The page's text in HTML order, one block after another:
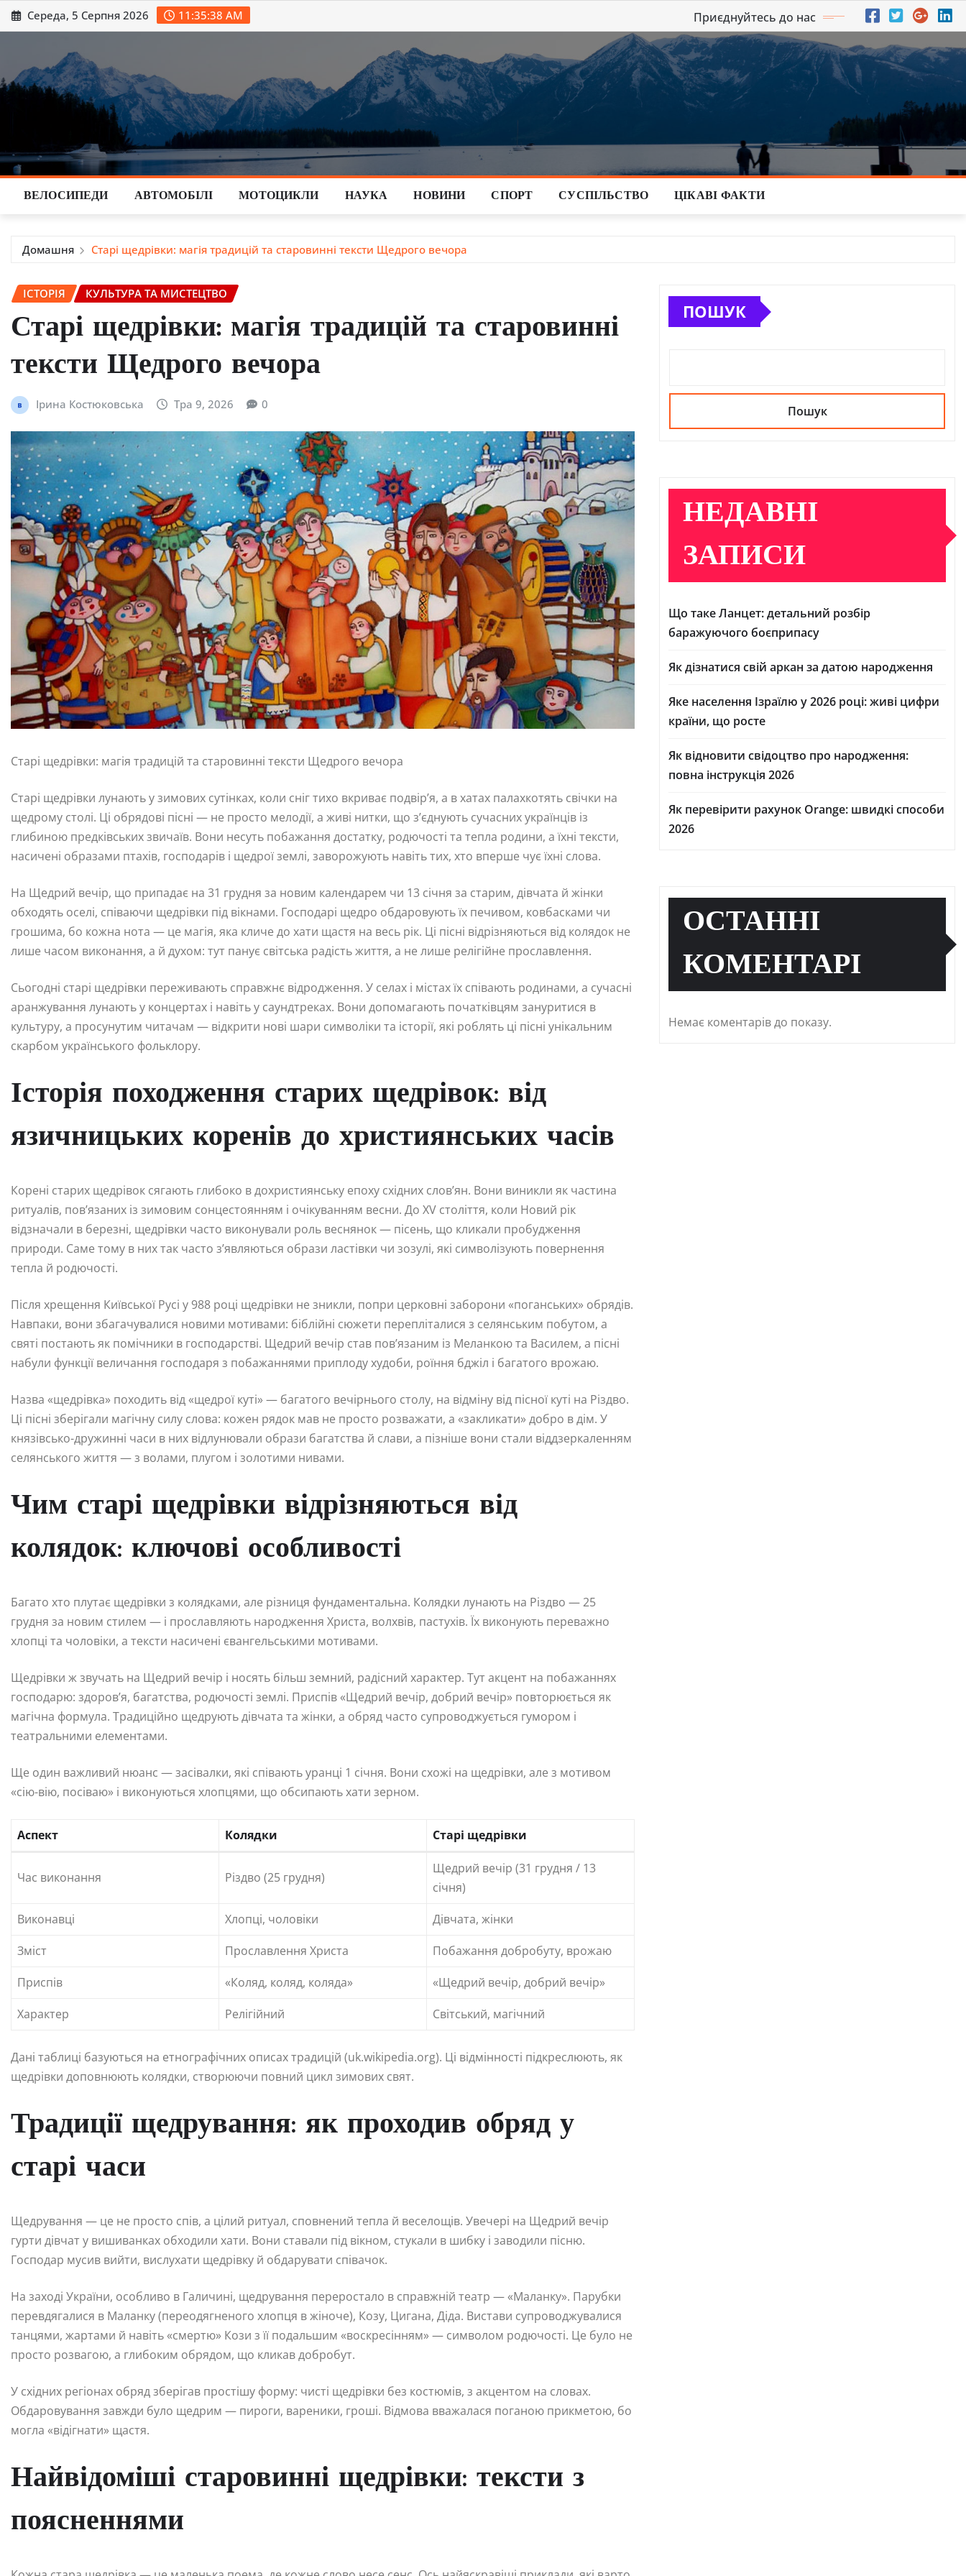
Перейти
до
Середа, 5 Серпня 2026 11:35:40 AM Приєднуйтесь до нас
ВЕЛОСИПЕДИ АВТОМОБІЛІ МОТОЦИКЛИ НАУКА НОВИНИ СПОРТ СУСПІЛЬСТВО ЦІКАВІ ФАКТИ
Домашня Старі щедрівки: магія традицій та старовинні тексти Щедрого вечора
ІСТОРІЯ КУЛЬТУРА ТА МИСТЕЦТВО
Старі щедрівки: магія традицій та старовинні
тексти Щедрого вечора
Ірина Костюковська Тра 9, 2026 0
Старі щедрівки: магія традицій та старовинні тексти Щедрого вечора
Старі щедрівки лунають у зимових сутінках, коли сніг тихо вкриває подвір’я, а в хатах палахкотять свічки на
щедрому столі. Ці обрядові пісні — не просто мелодії, а живі нитки, що з’єднують сучасних українців із
глибиною предківських звичаїв. Вони несуть побажання достатку, родючості та тепла родини, а їхні тексти,
насичені образами птахів, господарів і щедрої землі, заворожують навіть тих, хто вперше чує їхні слова.
На Щедрий вечір, що припадає на 31 грудня за новим календарем чи 13 січня за старим, дівчата й жінки
обходять оселі, співаючи щедрівки під вікнами. Господарі щедро обдаровують їх печивом, ковбасками чи
грошима, бо кожна нота — це магія, яка кличе до хати щастя на весь рік. Ці пісні відрізняються від колядок не
лише часом виконання, а й духом: тут панує світська радість життя, а не лише релігійне прославлення.
Сьогодні старі щедрівки переживають справжнє відродження. У селах і містах їх співають родинами, а сучасні
аранжування лунають у концертах і навіть у саундтреках. Вони допомагають початківцям зануритися в
культуру, а просунутим читачам — відкрити нові шари символіки та історії, які роблять ці пісні унікальним
скарбом українського фольклору.
Історія походження старих щедрівок: від
язичницьких коренів до християнських часів
Корені старих щедрівок сягають глибоко в дохристиянську епоху східних слов’ян. Вони виникли як частина
ритуалів, пов’язаних із зимовим сонцестоянням і очікуванням весни. До XV століття, коли Новий рік
відзначали в березні, щедрівки часто виконували роль веснянок — пісень, що кликали пробудження
природи. Саме тому в них так часто з’являються образи ластівки чи зозулі, які символізують повернення
тепла й родючості.
Після хрещення Київської Русі у 988 році щедрівки не зникли, попри церковні заборони «поганських» обрядів.
Навпаки, вони збагачувалися новими мотивами: біблійні сюжети перепліталися з селянським побутом, а
святі постають як помічники в господарстві. Щедрий вечір став пов’язаним із Меланкою та Василем, а пісні
набули функції величання господаря з побажаннями приплоду худоби, роїння бджіл і багатого врожаю.
Назва «щедрівка» походить від «щедрої куті» — багатого вечірнього столу, на відміну від пісної куті на Різдво.
Ці пісні зберігали магічну силу слова: кожен рядок мав не просто розважати, а «закликати» добро в дім. У
князівсько-дружинні часи в них відлунювали образи багатства й слави, а пізніше вони стали віддзеркаленням
селянського життя — з волами, плугом і золотими нивами.
Чим старі щедрівки відрізняються від
колядок: ключові особливості
Багато хто плутає щедрівки з колядками, але різниця фундаментальна. Колядки лунають на Різдво — 25
грудня за новим стилем — і прославляють народження Христа, волхвів, пастухів. Їх виконують переважно
хлопці та чоловіки, а тексти насичені євангельськими мотивами.
Щедрівки ж звучать на Щедрий вечір і носять більш земний, радісний характер. Тут акцент на побажаннях
господарю: здоров’я, багатства, родючості землі. Приспів «Щедрий вечір, добрий вечір» повторюється як
магічна формула. Традиційно щедрують дівчата та жінки, а обряд часто супроводжується гумором і
театральними елементами.
Ще один важливий нюанс — засівалки, які співають уранці 1 січня. Вони схожі на щедрівки, але з мотивом
«сію-вію, посіваю» і виконуються хлопцями, що обсипають хати зерном.
Аспект Колядки Старі щедрівки
Час виконання Різдво (25 грудня)
Щедрий вечір (31 грудня / 13
січня)
Виконавці
Хлопці, чоловіки
Дівчата, жінки
Зміст
Прославлення Христа
Побажання добробуту, врожаю
Приспів
«Коляд, коляд, коляда»
«Щедрий вечір, добрий вечір»
Характер
Релігійний Світський, магічний
Дані таблиці базуються на етнографічних описах традицій (uk.wikipedia.org). Ці відмінності підкреслюють, як
щедрівки доповнюють колядки, створюючи повний цикл зимових свят.
Традиції щедрування: як проходив обряд у
старі часи
Щедрування — це не просто спів, а цілий ритуал, сповнений тепла й веселощів. Увечері на Щедрий вечір
гурти дівчат у вишиванках обходили хати. Вони ставали під вікном, стукали в шибку і заводили пісню.
Господар мусив вийти, вислухати щедрівку й обдарувати співачок.
На заході України, особливо в Галичині, щедрування переростало в справжній театр — «Маланку». Парубки
перевдягалися в Маланку (переодягненого хлопця в жіноче), Козу, Цигана, Діда. Вистави супроводжувалися
танцями, жартами й навіть «смертю» Кози з її подальшим «воскресінням» — символом родючості. Це було не
просто розвагою, а глибоким обрядом, що кликав добробут.
У східних регіонах обряд зберігав простішу форму: чисті щедрівки без костюмів, з акцентом на словах.
Обдаровування завжди було щедрим — пироги, вареники, гроші. Відмова вважалася поганою прикметою, бо
могла «відігнати» щастя.
Найвідоміші старовинні щедрівки: тексти з
поясненнями
ПОШУК
Пошук
НЕДАВНІ
ЗАПИСИ
Що таке Ланцет: детальний розбір
баражуючого боєприпасу
Як дізнатися свій аркан за датою народження
Яке населення Ізраїлю у 2026 році: живі цифри
країни, що росте
Як відновити свідоцтво про народження:
повна інструкція 2026
Як перевірити рахунок Orange: швидкі способи
2026
ОСТАННІ
КОМЕНТАРІ
Немає коментарів до показу.